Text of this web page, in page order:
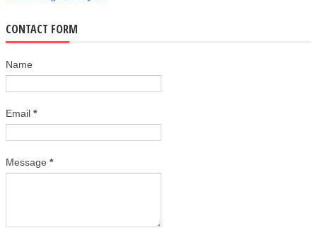
CONTACT FORM
Name
Email *
Message *